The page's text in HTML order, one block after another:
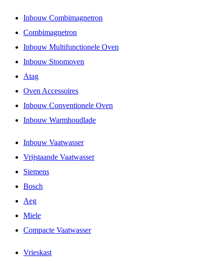
Inbouw Combimagnetron
Combimagnetron
Inbouw Multifunctionele Oven
Inbouw Stoomoven
Atag
Oven Accessoires
Inbouw Conventionele Oven
Inbouw Warmhoudlade
Inbouw Vaatwasser
Vrijstaande Vaatwasser
Siemens
Bosch
Aeg
Miele
Compacte Vaatwasser
Vrieskast